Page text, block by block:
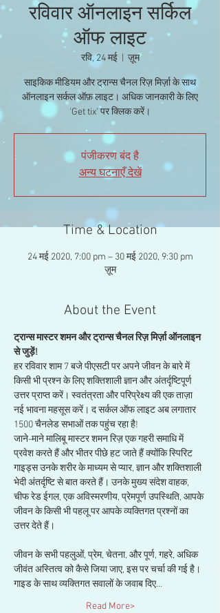
रविवार ऑनलाइन सर्किल
ऑफ लाइट
रवि, 24 मई
  |
ज़ूम
साइकिक मीडियम और ट्रान्स चैनल रिज़ मिर्ज़ा के साथ
ऑनलाइन सर्कल ऑफ़ लाइट। अधिक जानकारी के लिए
'Get tix' पर क्लिक करें।
पंजीकरण बंद है
अन्य घटनाएँ देखें
Time & Location
24 मई 2020, 7:00 pm – 30 मई 2020, 9:30 pm
ज़ूम
About the Event
ट्रान्स मास्टर शमन और ट्रान्स चैनल रिज़ मिर्ज़ा ऑनलाइन
से जुड़ें!
हर रविवार शाम 7 बजे पीएसटी पर अपने जीवन के बारे में
किसी भी प्रश्न के लिए शक्तिशाली ज्ञान और अंतर्दृष्टिपूर्ण
उत्तर प्राप्त करें। स्वतंत्रता और परिप्रेक्ष्य की एक ताज़ा
नई भावना महसूस करें। द सर्कल ऑफ लाइट अब लगातार
1500 चैनलेड सभाओं तक पहुंच रहा है!
जाने-माने मालिबू मास्टर शमन रिज़ एक गहरी समाधि में
प्रवेश करते हैं और भीतर पीछे हट जाते हैं क्योंकि स्पिरिट
गाइड्स उनके शरीर के माध्यम से प्यार, ज्ञान और शक्तिशाली
भेदी अंतर्दृष्टि से बात करते हैं। उनके मुख्य संदेश वाहक,
चीफ रेड ईगल, एक अविस्मरणीय, प्रेमपूर्ण उपस्थिति, आपके
जीवन के किसी भी पहलू पर आपके व्यक्तिगत प्रश्नों का
उत्तर देते हैं।
जीवन के सभी पहलुओं, प्रेम, चेतना, और पूर्ण, गहरे, अधिक
जीवंत अस्तित्व को कैसे जिया जाए, इस पर चर्चा की गई है।
गाइड के साथ व्यक्तिगत सवालों के जवाब दिए…
Read More>